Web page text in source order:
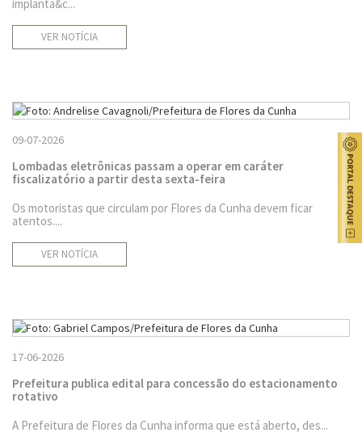
implanta&c...
VER NOTÍCIA
09-07-2026
Lombadas eletrônicas passam a operar em caráter
fiscalizatório a partir desta sexta-feira
Os motoristas que circulam por Flores da Cunha devem ficar
atentos....
VER NOTÍCIA
17-06-2026
Prefeitura publica edital para concessão do estacionamento
rotativo
A Prefeitura de Flores da Cunha informa que está aberto, des...